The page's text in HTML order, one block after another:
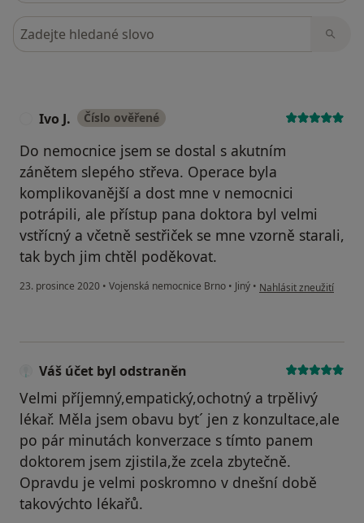
Hledejte v názorech
Ivo J. Číslo ověřené
Do nemocnice jsem se dostal s akutním
zánětem slepého střeva. Operace byla
komplikovanější a dost mne v nemocnici
potrápili, ale přístup pana doktora byl velmi
vstřícný a včetně sestřiček se mne vzorně starali,
tak bych jim chtěl poděkovat.
23. prosince 2020 • Vojenská nemocnice Brno • Jiný • podle názoru uživatele
Nahlásit zneužití
Váš účet byl odstraněn
Velmi příjemný,empatický,ochotný a trpělivý
lékař. Měla jsem obavu byt´ jen z konzultace,ale
po pár minutách konverzace s tímto panem
doktorem jsem zjistila,že zcela zbytečně.
Opravdu je velmi poskromno v dnešní době
takovýchto lékařů.